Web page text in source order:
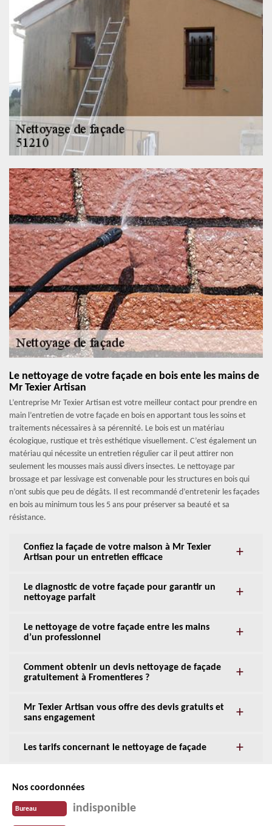
Le nettoyage de votre façade en bois ente les mains de
Mr Texier Artisan
L’entreprise Mr Texier Artisan est votre meilleur contact pour prendre en
main l’entretien de votre façade en bois en apportant tous les soins et
traitements nécessaires à sa pérennité. Le bois est un matériau
écologique, rustique et très esthétique visuellement. C’est également un
matériau qui nécessite un entretien régulier car il peut attirer non
seulement les mousses mais aussi divers insectes. Le nettoyage par
brossage et par lessivage est convenable pour les structures en bois qui
n’ont subis que peu de dégâts. Il est recommandé d’entretenir les façades
en bois au minimum tous les 5 ans pour préserver sa beauté et sa
résistance.
Confiez la façade de votre maison à Mr Texier
Artisan pour un entretien efficace
Le diagnostic de votre façade pour garantir un
nettoyage parfait
Le nettoyage de votre façade entre les mains
d’un professionnel
Comment obtenir un devis nettoyage de façade
gratuitement à Fromentieres ?
Mr Texier Artisan vous offre des devis gratuits et
sans engagement
Les tarifs concernant le nettoyage de façade
Nos coordonnées
Bureau indisponible